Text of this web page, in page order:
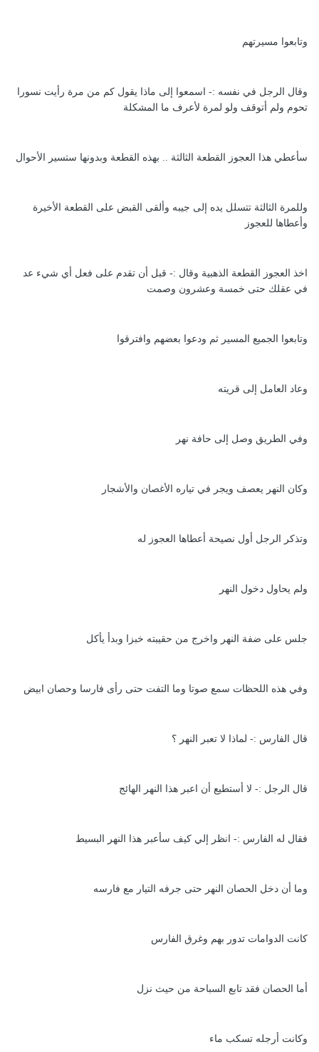
وتابعوا مسيرتهم
وقال الرجل في نفسه :- اسمعوا إلى ماذا يقول كم من مرة رأيت نسورا
تحوم ولم أتوقف ولو لمرة لأعرف ما المشكلة
سأعطي هذا العجوز القطعة الثالثة .. بهذه القطعة وبدونها ستسير الأحوال
وللمرة الثالثة تتسلل يده إلى جيبه وألقى القبض على القطعة الأخيرة
وأعطاها للعجوز
اخذ العجوز القطعة الذهبية وقال :- قبل أن تقدم على فعل أي شيء عد
في عقلك حتى خمسة وعشرون وصمت
وتابعوا الجميع المسير ثم ودعوا بعضهم وافترقوا
وعاد العامل إلى قريته
وفي الطريق وصل إلى حافة نهر
وكان النهر يعصف ويجر في تياره الأغصان والأشجار
وتذكر الرجل أول نصيحة أعطاها العجوز له
ولم يحاول دخول النهر
جلس على ضفة النهر واخرج من حقيبته خبزا وبدأ يأكل
وفي هذه اللحظات سمع صوتا وما التفت حتى رأى فارسا وحصان ابيض
قال الفارس :- لماذا لا تعبر النهر ؟
قال الرجل :- لا أستطيع أن اعبر هذا النهر الهائج
فقال له الفارس :- انظر إلي كيف سأعبر هذا النهر البسيط
وما أن دخل الحصان النهر حتى جرفه التيار مع فارسه
كانت الدوامات تدور بهم وغرق الفارس
أما الحصان فقد تابع السباحة من حيث نزل
وكانت أرجله تسكب ماء